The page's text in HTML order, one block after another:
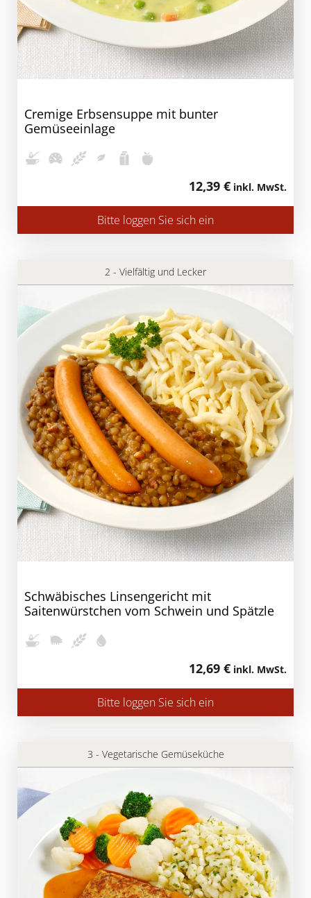
Cremige Erbsensuppe mit bunter
Gemüseeinlage
12,39 € inkl. MwSt.
Bitte loggen Sie sich ein
2 - Vielfältig und Lecker
Schwäbisches Linsengericht mit
Saitenwürstchen vom Schwein und Spätzle
12,69 € inkl. MwSt.
Bitte loggen Sie sich ein
3 - Vegetarische Gemüseküche